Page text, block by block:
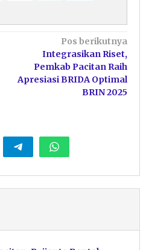
Pos berikutnya
Integrasikan Riset,
Pemkab Pacitan Raih
Apresiasi BRIDA Optimal
BRIN 2025